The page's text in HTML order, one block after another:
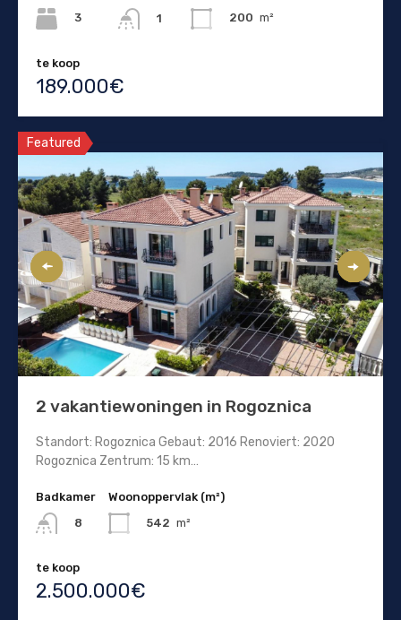
3
1
200 m²
te koop
189.000€
Featured
2 vakantiewoningen in Rogoznica
Standort: Rogoznica Gebaut: 2016 Renoviert: 2020
Rogoznica Zentrum: 15 km…
Badkamer
8
Woonoppervlak (m²)
542 m²
te koop
2.500.000€